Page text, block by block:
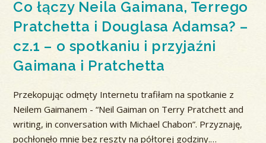
Co łączy Neila Gaimana, Terrego
Pratchetta i Douglasa Adamsa? –
cz.1 – o spotkaniu i przyjaźni
Gaimana i Pratchetta
Przekopując odmęty Internetu trafiłam na spotkanie z
Neilem Gaimanem - “Neil Gaiman on Terry Pratchett and
writing, in conversation with Michael Chabon”. Przyznaję,
pochłonęło mnie bez reszty na półtorej godziny.…